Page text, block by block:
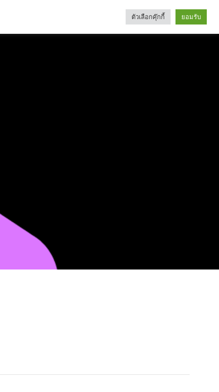
Categories
ตัวเลือกคุ๊กกี้ ยอมรับ